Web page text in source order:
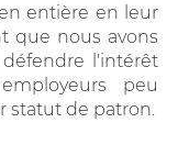
entière en leur
que nous avons
l'intérêt
peu
de patron.